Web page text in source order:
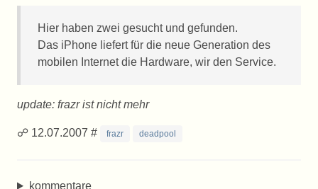
Hier haben zwei gesucht und gefunden.
Das iPhone liefert für die neue Generation des
mobilen Internet die Hardware, wir den Service.
update: frazr ist nicht mehr
☍ 12.07.2007 # frazr deadpool
kommentare